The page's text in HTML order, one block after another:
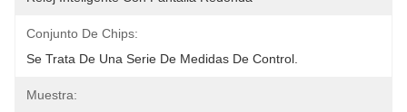
Conjunto De Chips:
Se Trata De Una Serie De Medidas De Control.
Muestra: